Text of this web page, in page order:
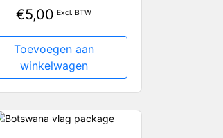
€5,00 Excl. BTW
Toevoegen aan
winkelwagen